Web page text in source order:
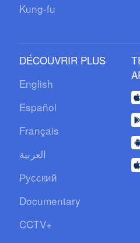
Kung-fu
DÉCOUVRIR PLUS
English
Español
Français
العربية
Русский
Documentary
CCTV+